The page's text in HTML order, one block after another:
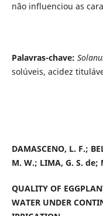
não influenciou as
Palavras-chave:
solúveis, acidez
DAMASCENO, L. F.;
M. W.; LIMA, G. S. de;
QUALITY OF
WATER UNDER